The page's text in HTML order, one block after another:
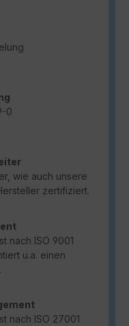
0
wie auch unsere
zertifiziert.
nach ISO 9001
u.a. einen
nach ISO 27001